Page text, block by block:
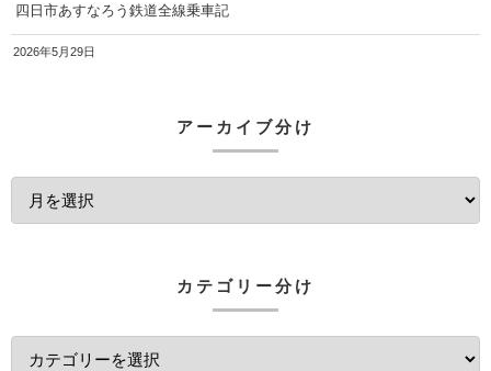
四日市あすなろう鉄道全線乗車記
2026年5月29日
アーカイブ分け
カテゴリー分け